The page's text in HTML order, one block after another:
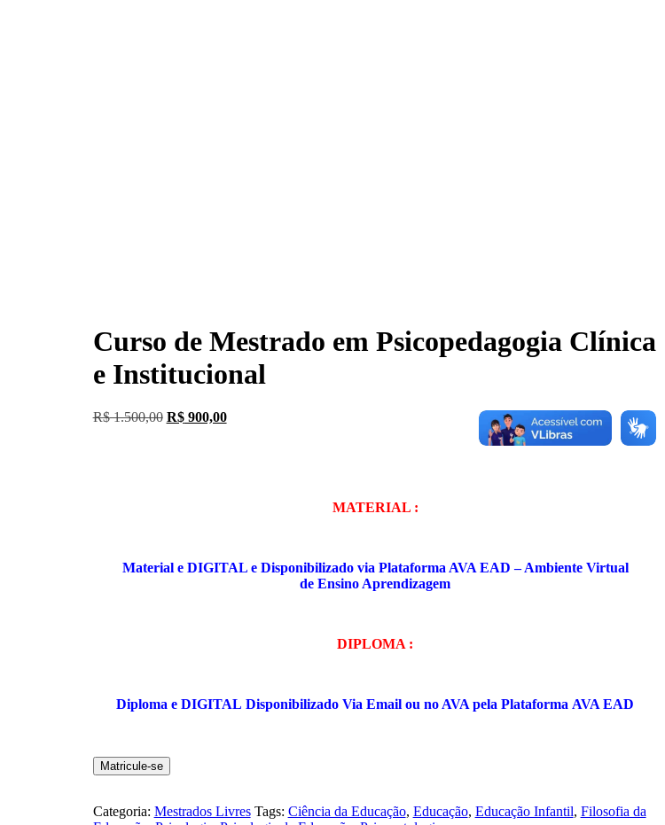
Curso de Mestrado em Psicopedagogia Clínica
e Institucional
R$1.500,00 R$900,00
MATERIAL :
Material e DIGITAL e Disponibilizadovia Plataforma AVA EAD – Ambiente Virtual
deEnsino Aprendizagem
DIPLOMA :
Diploma e DIGITALDisponibilizado Via Email ou no AVA pelaPlataforma AVA EAD
Matricule-se
Categoria: Mestrados Livres Tags: Ciência da Educação, Educação, Educação Infantil, Filosofia da